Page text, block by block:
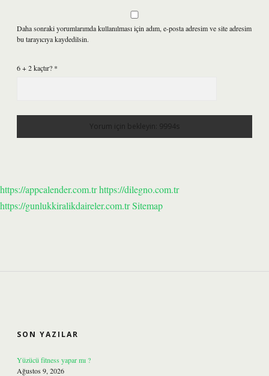
Daha sonraki yorumlarımda kullanılması için adım, e-posta adresim ve site adresim
bu tarayıcıya kaydedilsin.
6 + 2 kaçtır? *
https://appcalender.com.trhttps://dilegno.com.tr
https://gunlukkiralikdaireler.com.trSitemap
SON YAZILAR
Yüzücü fitness yapar mı ?
Ağustos 9, 2026